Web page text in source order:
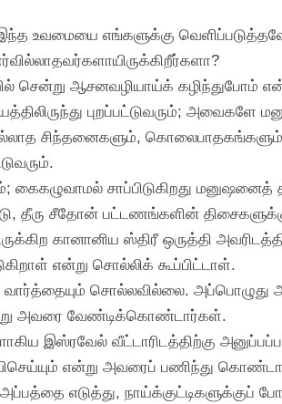
உவமையை எங்களுக்கு
சென்று ஆசனவழியாய்க் கழிந்துபோம்
புறப்பட்டுவரும்; அவைகளே
சிந்தனைகளும்,
சாப்பிடுகிறது மனுஷனைத்
தீரு சீதோன் பட்டணங்களின்
கானானிய ஸ்திரீ ஒருத்தி
என்று சொல்லிக் கூப்பிட்டாள்.
வார்த்தையும் சொல்லவில்லை.
அவரை வேண்டிக்கொண்டார்கள்.
இஸ்ரவேல் வீட்டாரிடத்திற்கு
என்று அவரைப் பணிந்து
எடுத்து, நாய்க்குட்டிகளுக்குப்